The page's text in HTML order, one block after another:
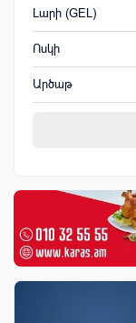
Լարի (GEL)
Ոսկի
Արծաթ